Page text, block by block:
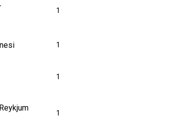
1
1
1
1